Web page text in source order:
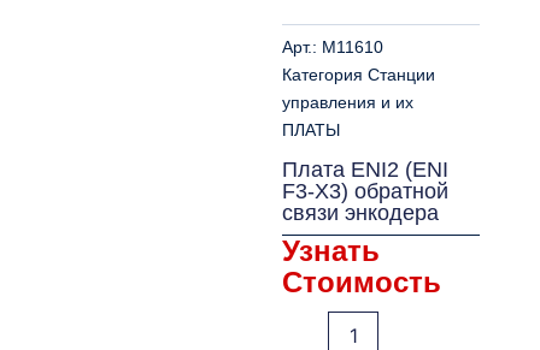
Арт.: M11610
Категория Станции
управления и их
ПЛАТЫ
Плата ENI2 (ENI
F3-X3) обратной
связи энкодера
Узнать
Стоимость